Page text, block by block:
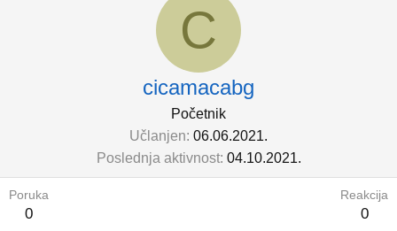
C
cicamacabg
Početnik
Učlanjen 06.06.2021.
Poslednja aktivnost 04.10.2021.
Poruka
0
Reakcija
0